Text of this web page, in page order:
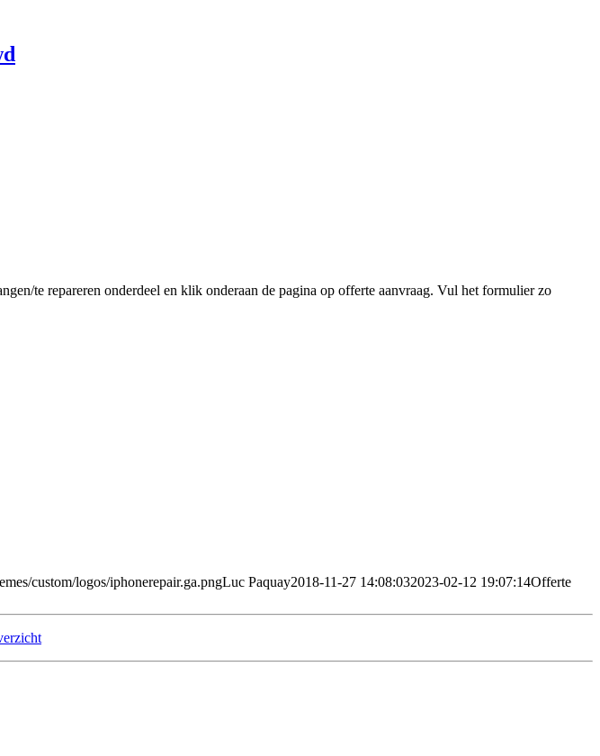
te repareren onderdeel en klik onderaan de pagina op offerte aanvraag. Vul het formulier zo
custom/logos/iphonerepair.ga.pngLuc Paquay2018-11-27 14:08:032023-02-12 19:07:14Offerte